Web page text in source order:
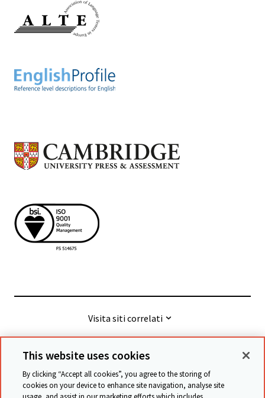
Visita siti correlati
© Cambridge University Press & Assessment
This website uses cookies
By clicking “Accept all cookies”, you agree to the storing of
cookies on your device to enhance site navigation, analyse site